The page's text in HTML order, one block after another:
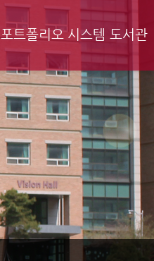
포트폴리오 시스템 도서관